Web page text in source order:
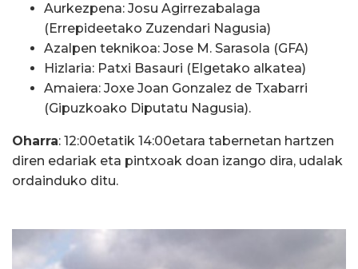
Aurkezpena: Josu Agirrezabalaga
(Errepideetako Zuzendari Nagusia)
Azalpen teknikoa: Jose M. Sarasola (GFA)
Hizlaria: Patxi Basauri (Elgetako alkatea)
Amaiera: Joxe Joan Gonzalez de Txabarri
(Gipuzkoako Diputatu Nagusia).
Oharra: 12:00etatik 14:00etara tabernetan hartzen
diren edariak eta pintxoak doan izango dira, udalak
ordainduko ditu.